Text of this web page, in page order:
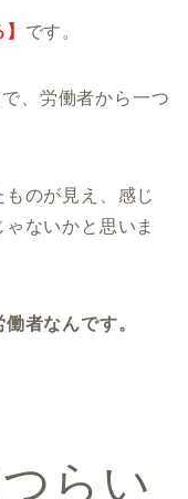
です。
、労働者から一つ
のが見え、感じ
ないかと思いま
者なんです。
らい